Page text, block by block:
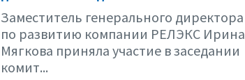
Заместитель генерального директора
по развитию компании РЕЛЭКС Ирина
Мягкова приняла участие в заседании
комит...